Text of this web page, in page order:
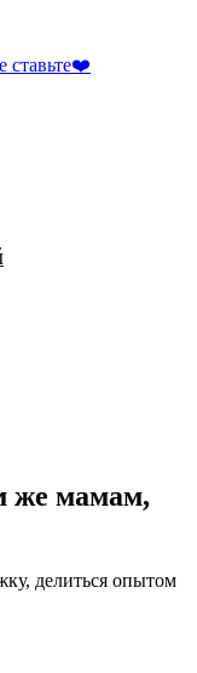
ставьте❤️
же мамам,
делиться опытом